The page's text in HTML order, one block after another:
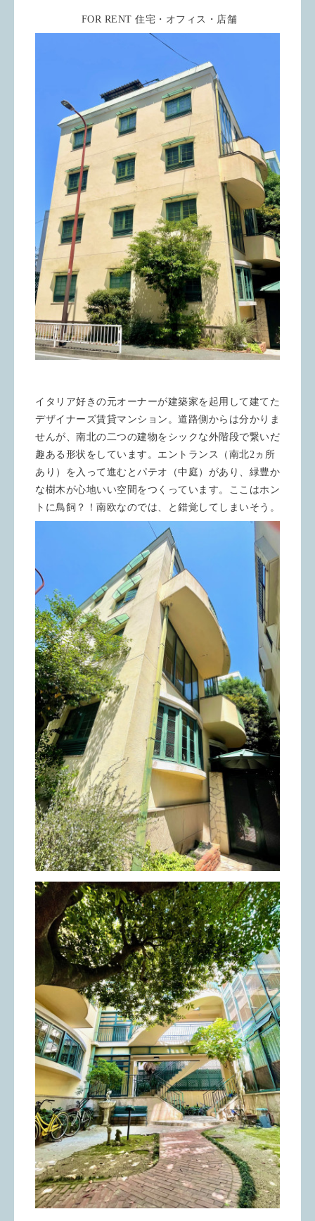
FOR RENT 住宅・オフィス・店舗
イタリア好きの元オーナーが建築家を起用して建てた
デザイナーズ賃貸マンション。道路側からは分かりま
せんが、南北の二つの建物をシックな外階段で繋いだ
趣ある形状をしています。エントランス（南北2ヵ所
あり）を入って進むとパテオ（中庭）があり、緑豊か
な樹木が心地いい空間をつくっています。ここはホン
トに鳥飼？！南欧なのでは、と錯覚してしまいそう。